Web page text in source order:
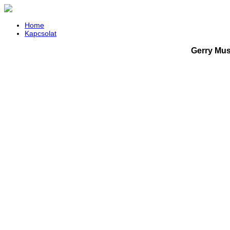
Home
Kapcsolat
Gerry